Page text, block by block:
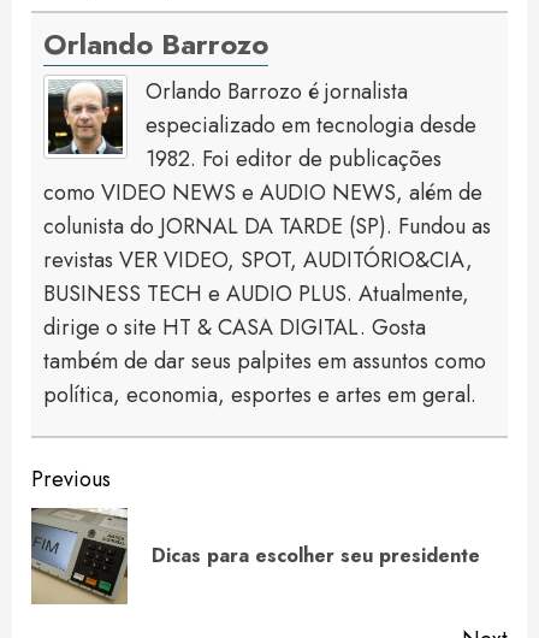
Orlando Barrozo
Orlando Barrozo é jornalista
especializado em tecnologia desde
1982. Foi editor de publicações
como VIDEO NEWS e AUDIO NEWS, além de
colunista do JORNAL DA TARDE (SP). Fundou as
revistas VER VIDEO, SPOT, AUDITÓRIO&CIA,
BUSINESS TECH e AUDIO PLUS. Atualmente,
dirige o site HT & CASA DIGITAL. Gosta
também de dar seus palpites em assuntos como
política, economia, esportes e artes em geral.
Continue
Reading
Previous
Dicas para escolher seu presidente